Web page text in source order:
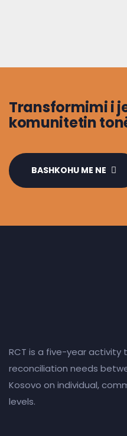
Transformimi i
komunitetin
BASHKOHU ME NE
RCT is a five-year activity
reconciliation needs
Kosovo on individual,
levels.